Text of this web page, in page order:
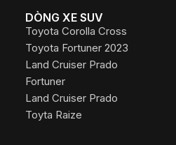
DÒNG XE SUV
Toyota Corolla Cross
Toyota Fortuner 2023
Land Cruiser Prado
Fortuner
Land Cruiser Prado
Toyta Raize